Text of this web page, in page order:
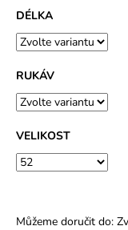
DÉLKA
RUKÁV
VELIKOST
Můžeme doručit do:
24
-
PÁNSKÉ
KRÁTKÉ
PYŽAMO
Z
BAVLNY
839